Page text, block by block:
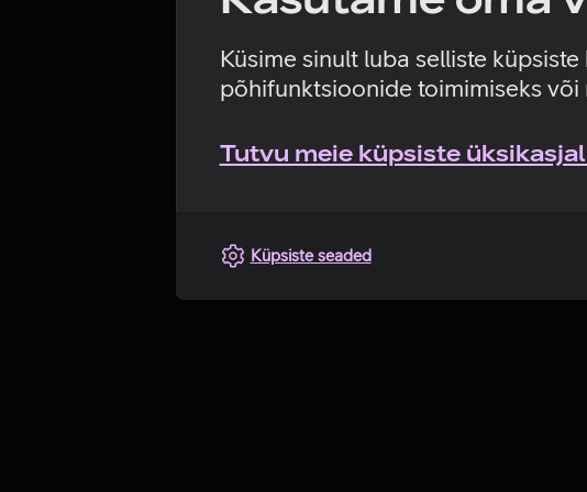
Küsime sinult luba selliste
põhifunktsioonide toimimiseks
Tutvu meie küpsiste
Küpsiste seaded